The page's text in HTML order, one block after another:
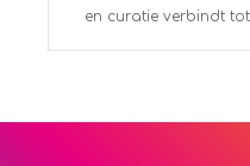
en curatie verbindt